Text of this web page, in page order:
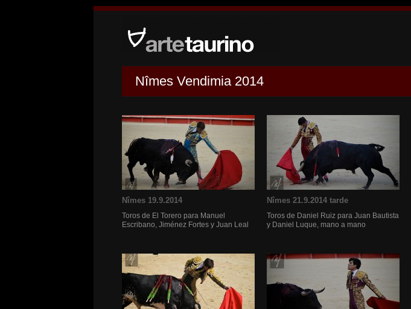
Nîmes Vendimia 2014
Nîmes 19.9.2014
Toros de El Torero para Manuel
Escribano, Jiménez Fortes y Juan Leal
Nîmes 21.9.2014 tarde
Toros de Daniel Ruiz para Juan Bautista
y Daniel Luque, mano a mano